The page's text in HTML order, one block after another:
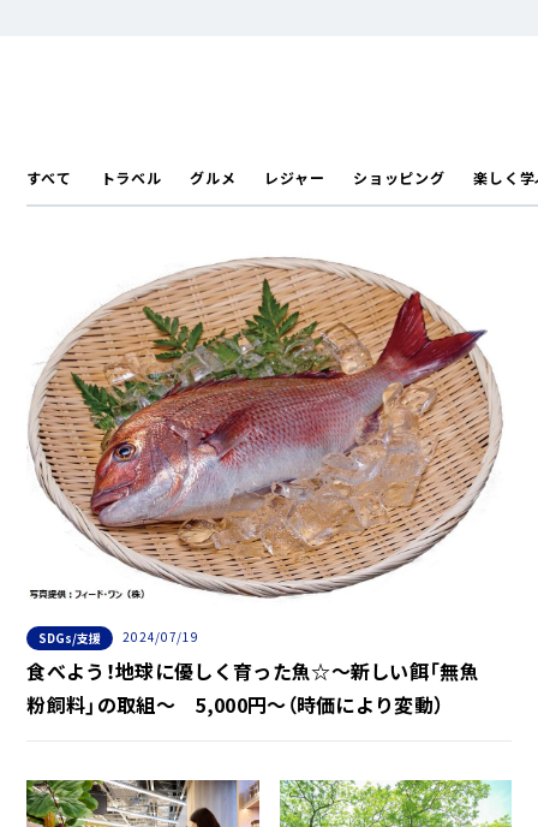
すべて トラベル グルメ レジャー ショッピング 楽しく
SDGs/支援 2024/07/19
食べよう！地球に優しく育った魚☆～新しい餌「無魚
粉飼料」の取組～ 5,000円～（時価により変動）